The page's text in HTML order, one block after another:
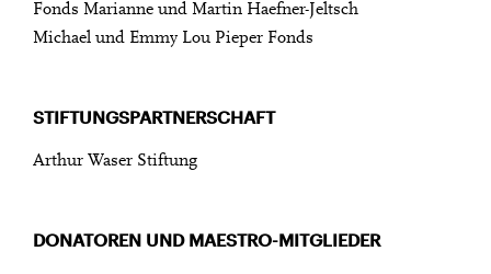
Fonds Marianne und Martin Haefner-Jeltsch
Michael und Emmy Lou Pieper Fonds
STIFTUNGSPARTNERSCHAFT
Arthur Waser Stiftung
DONATOREN UND MAESTRO-MITGLIEDER